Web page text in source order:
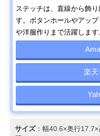
ステッチは、直線から飾
す。ボタンホールやアッ
や洋服作りまで活躍します
楽天
サイズ：幅40.6×奥行